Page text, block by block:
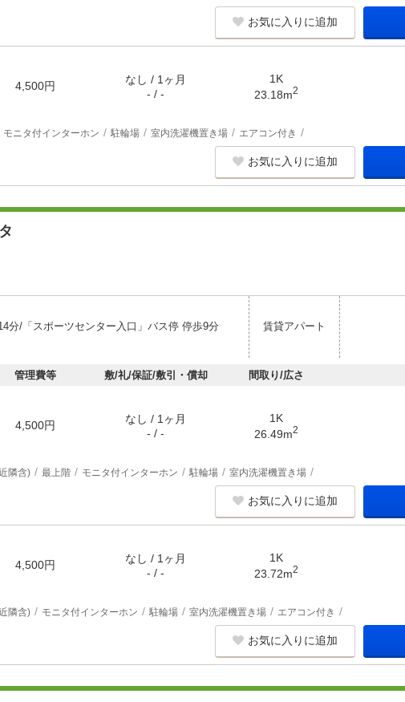
お気に入りに追加
4,500円
なし / 1ヶ月
- / -
1K
23.18m2
モニタ付インターホン 駐輪場 室内洗濯機置き場 エアコン付き
お気に入りに追加
分/「スポーツセンター入口」バス停 停歩9分 賃貸アパート
管理費等 敷/礼/保証/敷引・償却 間取り/広さ
4,500円
なし / 1ヶ月
- / -
1K
26.49m2
隣含) 最上階 モニタ付インターホン 駐輪場 室内洗濯機置き場
お気に入りに追加
4,500円
なし / 1ヶ月
- / -
1K
23.72m2
隣含) モニタ付インターホン 駐輪場 室内洗濯機置き場 エアコン付き
お気に入りに追加